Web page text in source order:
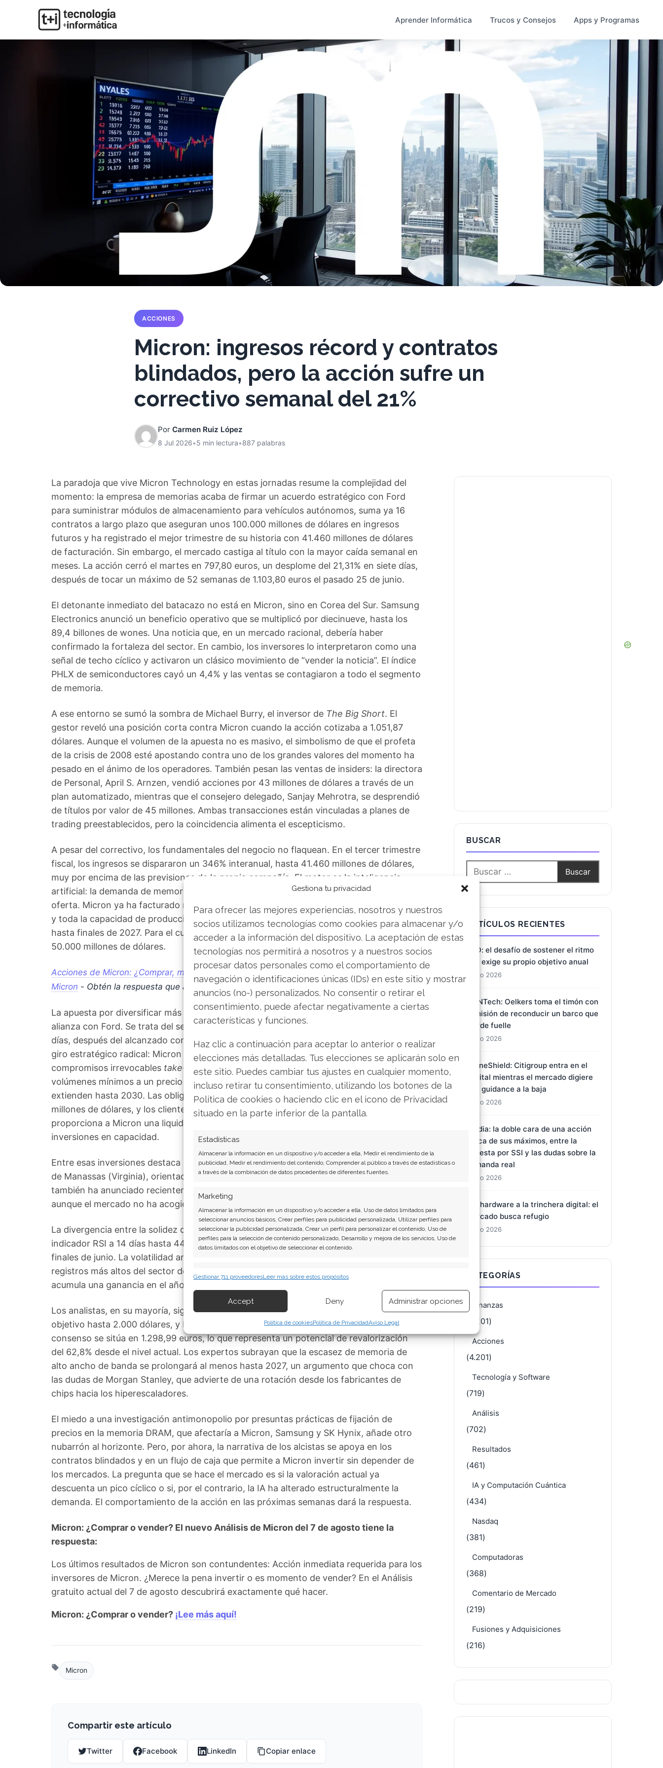
Gestiona tu privacidad
Para ofrecer las mejores experiencias, nosotros y nuestros
socios utilizamos tecnologías como cookies para almacenar y/o
acceder a la información del dispositivo. La aceptación de estas
tecnologías nos permitirá a nosotros y a nuestros socios
procesar datos personales como el comportamiento de
navegación o identificaciones únicas (IDs) en este sitio y mostrar
anuncios (no-) personalizados. No consentir o retirar el
consentimiento, puede afectar negativamente a ciertas
características y funciones.
Haz clic a continuación para aceptar lo anterior o realizar
elecciones más detalladas. Tus elecciones se aplicarán solo en
este sitio. Puedes cambiar tus ajustes en cualquier momento,
incluso retirar tu consentimiento, utilizando los botones de la
Política de cookies o haciendo clic en el icono de Privacidad
situado en la parte inferior de la pantalla.
Estadísticas
Almacenar la información en un dispositivo y/o acceder a ella, Medir el rendimiento de la
publicidad, Medir el rendimiento del contenido, Comprender al público a través de estadísticas o
a través de la combinación de datos procedentes de diferentes fuentes.
Marketing
Almacenar la información en un dispositivo y/o acceder a ella, Uso de datos limitados para
seleccionar anuncios básicos, Crear perfiles para publicidad personalizada, Utilizar perfiles para
seleccionar la publicidad personalizada, Crear un perfil para personalizar el contenido, Uso de
perfiles para la selección de contenido personalizado, Desarrollo y mejora de los servicios, Uso de
datos limitados con el objetivo de seleccionar el contenido.
información transmitida de forma automática.
Garantizar la seguridad, evitar y detectar fraudes, y eliminar
fallos, Ofrecer y presentar publicidad y contenido, Guardar y
comunicar las preferencias de privacidad.
Siempre activo
Gestionar 711 proveedoresLeer más sobre estos propósitos
Accept Deny Administrar opciones
Política de cookiesPolítica de PrivacidadAviso Legal
Aprender Informática Trucos y Consejos Apps y Programas
ACCIONES
Micron: ingresos récord y contratos
blindados, pero la acción sufre un
correctivo semanal del 21%
Por Carmen Ruiz López
8 Jul 2026•5 min lectura•887 palabras
La paradoja que vive Micron Technology en estas jornadas resume la complejidad del
momento: la empresa de memorias acaba de firmar un acuerdo estratégico con Ford
para suministrar módulos de almacenamiento para vehículos autónomos, suma ya 16
contratos a largo plazo que aseguran unos 100.000 millones de dólares en ingresos
futuros y ha registrado el mejor trimestre de su historia con 41.460 millones de dólares
de facturación. Sin embargo, el mercado castiga al título con la mayor caída semanal en
meses. La acción cerró el martes en 797,80 euros, un desplome del 21,31% en siete días,
después de tocar un máximo de 52 semanas de 1.103,80 euros el pasado 25 de junio.
El detonante inmediato del batacazo no está en Micron, sino en Corea del Sur. Samsung
Electronics anunció un beneficio operativo que se multiplicó por diecinueve, hasta los
89,4 billones de wones. Una noticia que, en un mercado racional, debería haber
confirmado la fortaleza del sector. En cambio, los inversores lo interpretaron como una
señal de techo cíclico y activaron un clásico movimiento de “vender la noticia”. El índice
PHLX de semiconductores cayó un 4,4% y las ventas se contagiaron a todo el segmento
de memoria.
A ese entorno se sumó la sombra de Michael Burry, el inversor de The Big Short. El
gestor reveló una posición corta contra Micron cuando la acción cotizaba a 1.051,87
dólares. Aunque el volumen de la apuesta no es masivo, el simbolismo de que el profeta
de la crisis de 2008 esté apostando contra uno de los grandes valores del momento ha
pesado en el ánimo de los operadores. También pesan las ventas de insiders: la directora
de Personal, April S. Arnzen, vendió acciones por 43 millones de dólares a través de un
plan automatizado, mientras que el consejero delegado, Sanjay Mehrotra, se desprendió
de títulos por valor de 45 millones. Ambas transacciones están vinculadas a planes de
trading preestablecidos, pero la coincidencia alimenta el escepticismo.
A pesar del correctivo, los fundamentales del negocio no flaquean. En el tercer trimestre
fiscal, los ingresos se dispararon un 346% interanual, hasta 41.460 millones de dólares,
muy por encima de las previsiones de la propia compañía. El motor es la inteligencia
artificial: la demanda de memoria de alto ancho de banda (HBM) sigue superando a la
oferta. Micron ya ha facturado más de 1.000 millones de dólares con sus módulos HBM4
y toda la capacidad de producción para las generaciones actual y futura está agotada
hasta finales de 2027. Para el cuarto trimestre, la dirección prevé unos ingresos de unos
50.000 millones de dólares.
Acciones de Micron: ¿Comprar, mantener o vender? Descarga gratuita de tu análisis de
Micron - Obtén la respuesta que andabas buscando.
La apuesta por diversificar más allá de los centros de datos explica en parte la reciente
alianza con Ford. Se trata del segundo gran pacto del sector automovilístico en pocos
días, después del alcanzado con General Motors. Estos acuerdos forman parte de un
giro estratégico radical: Micron está sustituyendo los contratos tradicionales por
compromisos irrevocables take-or-pay , en los que el cliente se obliga a comprar
volúmenes mínimos a un precio prefijado. De los 16 contratos ya firmados, algunos se
extienden hasta 2030. Las obligaciones de 14 de ellos suman aproximadamente 100.000
millones de dólares, y los clientes han anticipado pagos por 22.000 millones, lo que
proporciona a Micron una liquidez inmediata y reduce drásticamente el riesgo de sus
inversiones en capacidad.
Entre esas inversiones destaca una ampliación de 2.000 millones de dólares en la planta
de Manassas (Virginia), orientada específicamente al sector del automóvil. La compañía
también ha anunciado recientemente una fábrica en Japón que costará 9.300 millones,
aunque el mercado no ha acogido con entusiasmo ese desembolso.
La divergencia entre la solidez del balance y la debilidad del precio ha llevado al
indicador RSI a 14 días hasta 44,4, muy por debajo de la sobrecompra que mostró a
finales de junio. La volatilidad anualizada de Micron alcanza el 112,77%, uno de los
registros más altos del sector de semiconductores. Pese a la corrección, el valor
acumula una ganancia en el año del 196,58%.
Los analistas, en su mayoría, siguen siendo optimistas. Susquehanna elevó su precio
objetivo hasta 2.000 dólares, y Phillip Securities lo sitúa en 1.870 dólares. La media del
consenso se sitúa en 1.298,99 euros, lo que representa un potencial de revalorización
del 62,8% desde el nivel actual. Los expertos subrayan que la escasez de memoria de
alto ancho de banda se prolongará al menos hasta 2027, un argumento que choca con
las dudas de Morgan Stanley, que advierte de una rotación desde los fabricantes de
chips hacia los hiperescaladores.
El miedo a una investigación antimonopolio por presuntas prácticas de fijación de
precios en la memoria DRAM, que afectaría a Micron, Samsung y SK Hynix, añade otro
nubarrón al horizonte. Pero, por ahora, la narrativa de los alcistas se apoya en los
contratos blindados y en un flujo de caja que permite a Micron invertir sin depender de
los mercados. La pregunta que se hace el mercado es si la valoración actual ya
descuenta un pico cíclico o si, por el contrario, la IA ha alterado estructuralmente la
demanda. El comportamiento de la acción en las próximas semanas dará la respuesta.
Micron: ¿Comprar o vender? El nuevo Análisis de Micron del 7 de agosto tiene la
respuesta:
Los últimos resultados de Micron son contundentes: Acción inmediata requerida para los
inversores de Micron. ¿Merece la pena invertir o es momento de vender? En el Análisis
gratuito actual del 7 de agosto descubrirá exactamente qué hacer.
Micron: ¿Comprar o vender? ¡Lee más aquí!
Micron
Compartir este artículo
Twitter Facebook LinkedIn Copiar enlace
BUSCAR
ARTÍCULOS RECIENTES
BYD: el desafío de sostener el ritmo
que exige su propio objetivo anual
7 Ago 2026
BioNTech: Oelkers toma el timón con
la misión de reconducir un barco que
pierde fuelle
7 Ago 2026
DroneShield: Citigroup entra en el
capital mientras el mercado digiere
una guidance a la baja
7 Ago 2026
Nvidia: la doble cara de una acción
cerca de sus máximos, entre la
apuesta por SSI y las dudas sobre la
demanda real
7 Ago 2026
Del hardware a la trinchera digital: el
mercado busca refugio
7 Ago 2026
CATEGORÍAS
Finanzas
(4.201)
Acciones
(4.201)
Tecnología y Software
(719)
Análisis
(702)
Resultados
(461)
IA y Computación Cuántica
(434)
Nasdaq
(381)
Computadoras
(368)
Comentario de Mercado
(219)
Fusiones y Adquisiciones
(216)